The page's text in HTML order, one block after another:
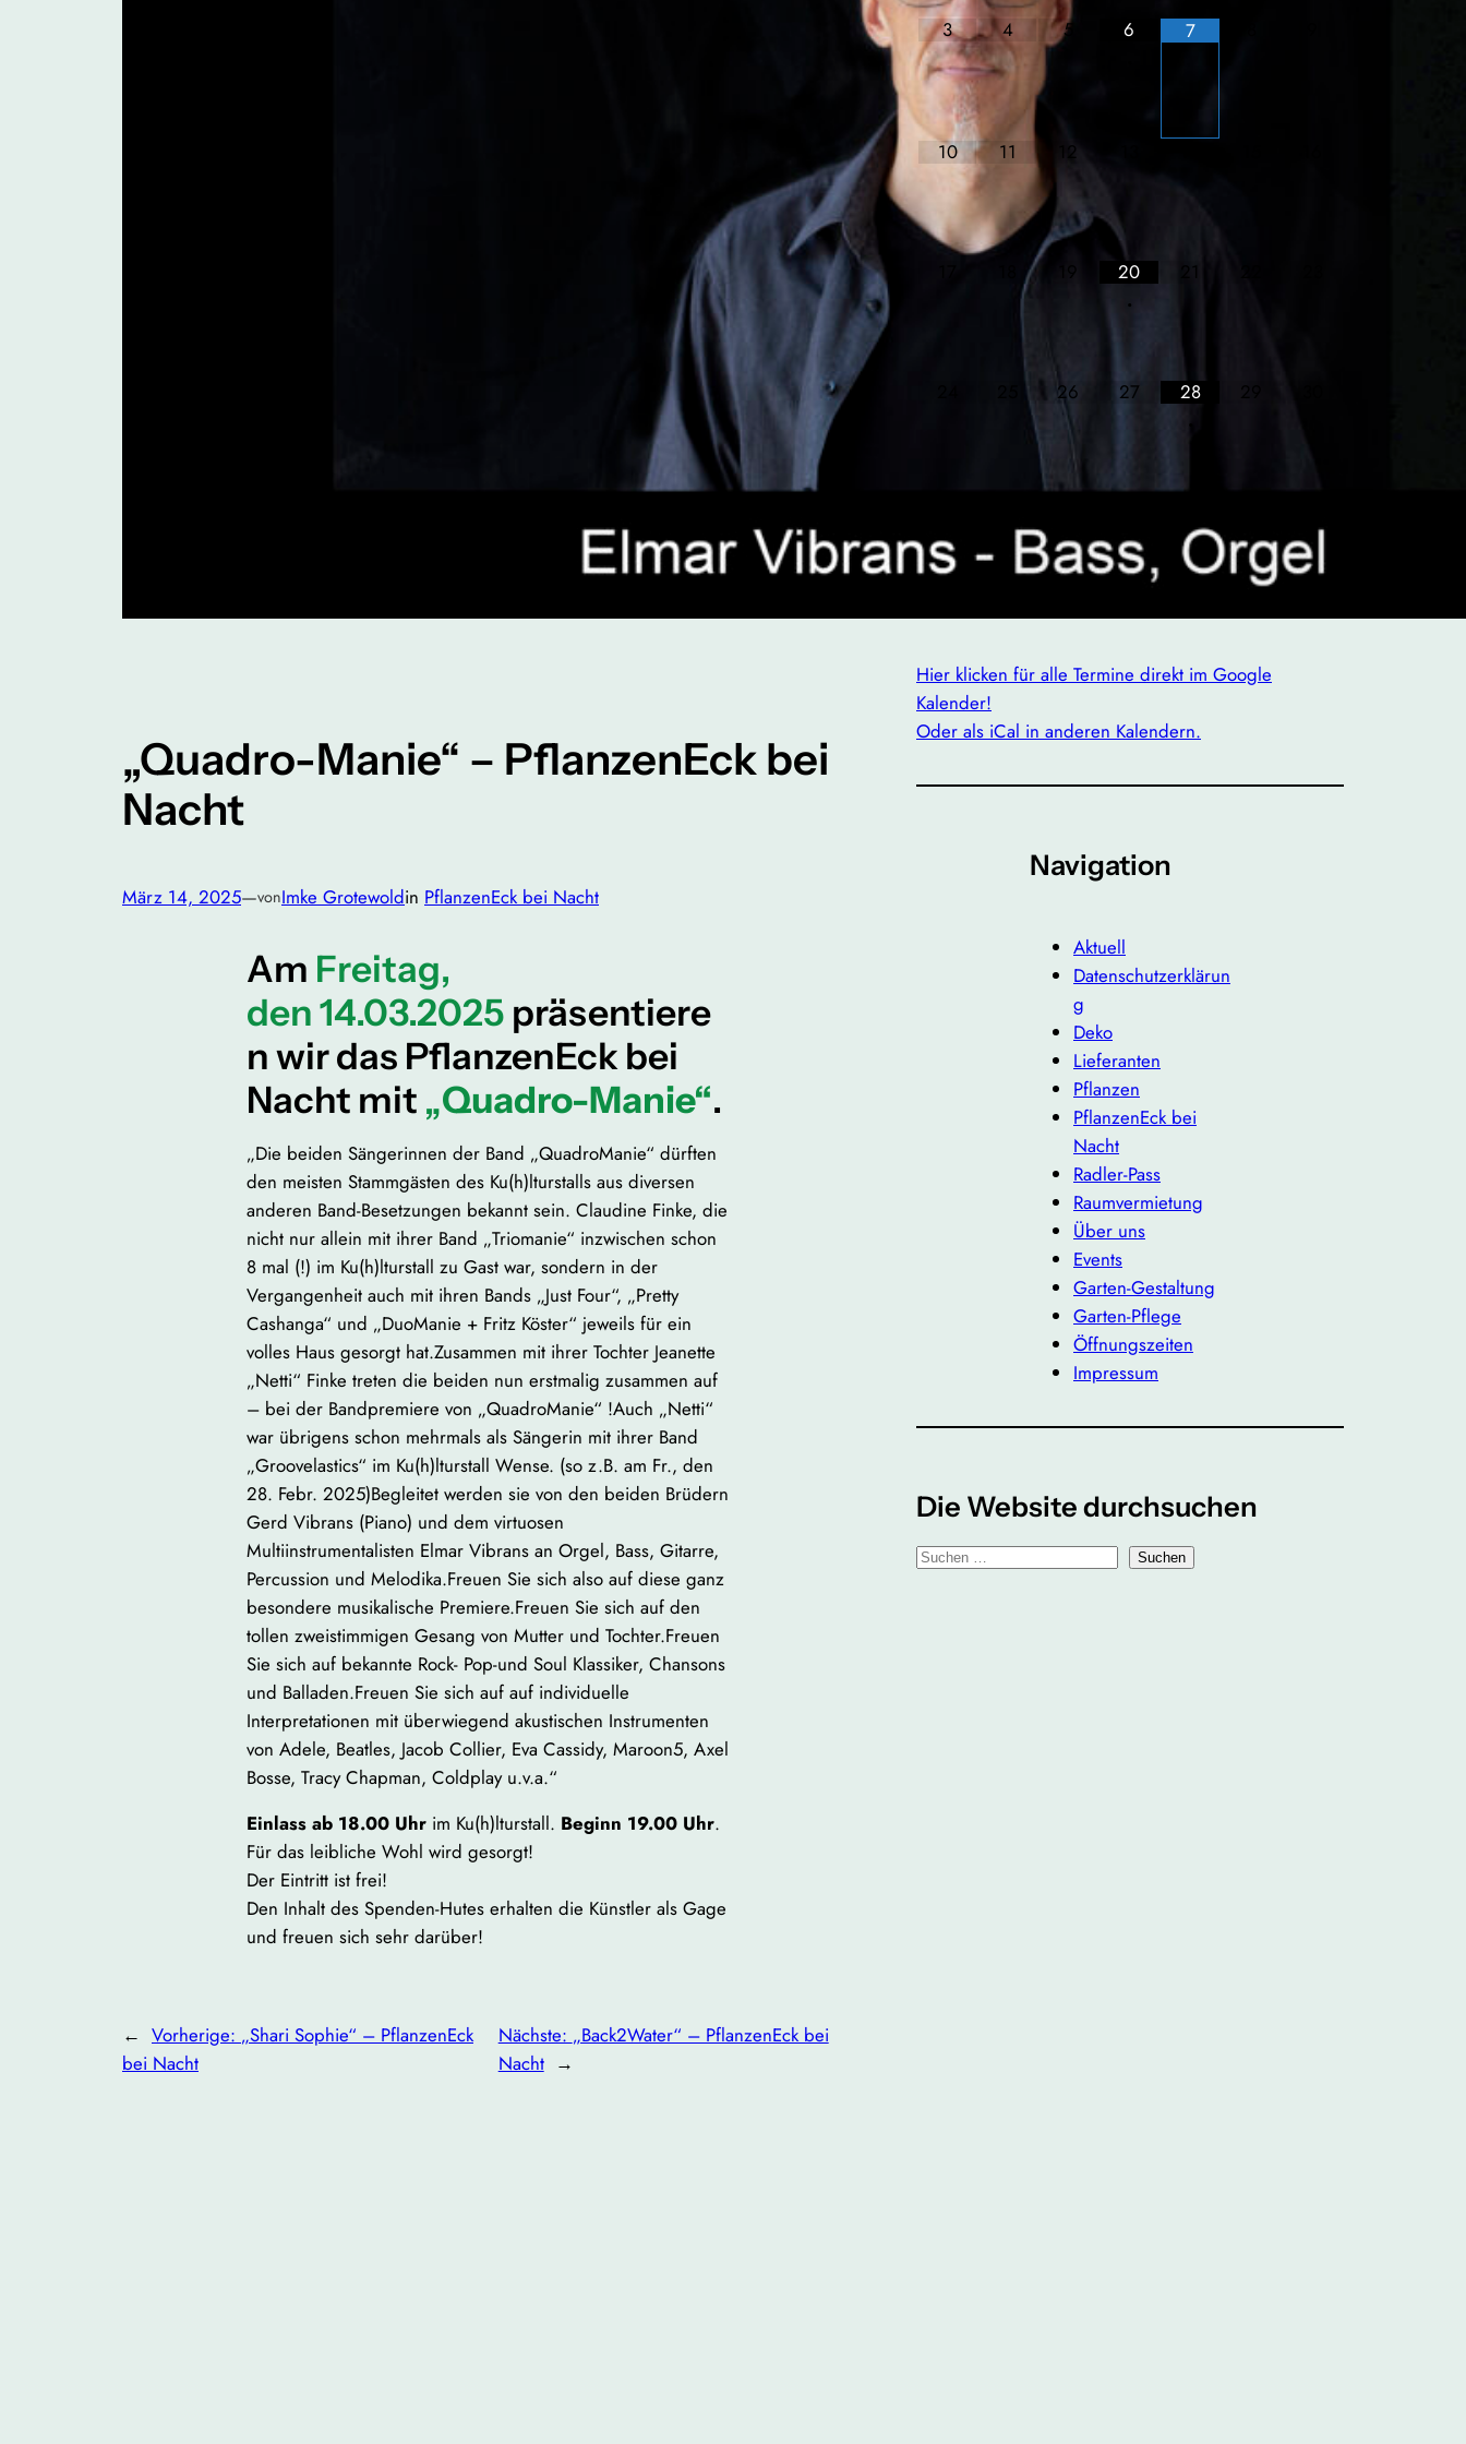
„Quadro-Manie“ – PflanzenEck bei
Nacht
März 14, 2025—vonImke Grotewoldin PflanzenEck bei Nacht
Am Freitag,
den 14.03.2025 präsentiere
n wir das PflanzenEck bei
Nacht mit „Quadro-Manie“.
„Die beiden Sängerinnen der Band „QuadroManie“ dürften
den meisten Stammgästen des Ku(h)lturstalls aus diversen
anderen Band-Besetzungen bekannt sein. Claudine Finke, die
nicht nur allein mit ihrer Band „Triomanie“ inzwischen schon
8 mal (!) im Ku(h)lturstall zu Gast war, sondern in der
Vergangenheit auch mit ihren Bands „Just Four“, „Pretty
Cashanga“ und „DuoManie + Fritz Köster“ jeweils für ein
volles Haus gesorgt hat.Zusammen mit ihrer Tochter Jeanette
„Netti“ Finke treten die beiden nun erstmalig zusammen auf
– bei der Bandpremiere von „QuadroManie“ !Auch „Netti“
war übrigens schon mehrmals als Sängerin mit ihrer Band
„Groovelastics“ im Ku(h)lturstall Wense. (so z.B. am Fr., den
28. Febr. 2025)Begleitet werden sie von den beiden Brüdern
Gerd Vibrans (Piano) und dem virtuosen
Multiinstrumentalisten Elmar Vibrans an Orgel, Bass, Gitarre,
Percussion und Melodika.Freuen Sie sich also auf diese ganz
besondere musikalische Premiere.Freuen Sie sich auf den
tollen zweistimmigen Gesang von Mutter und Tochter.Freuen
Sie sich auf bekannte Rock- Pop-und Soul Klassiker, Chansons
und Balladen.Freuen Sie sich auf auf individuelle
Interpretationen mit überwiegend akustischen Instrumenten
von Adele, Beatles, Jacob Collier, Eva Cassidy, Maroon5, Axel
Bosse, Tracy Chapman, Coldplay u.v.a.“
Einlass ab 18.00 Uhr im Ku(h)lturstall. Beginn 19.00 Uhr.
Für das leibliche Wohl wird gesorgt!
Der Eintritt ist frei!
Den Inhalt des Spenden-Hutes erhalten die Künstler als Gage
und freuen sich sehr darüber!
← Vorherige: „Shari Sophie“ – PflanzenEck
bei Nacht
Nächste: „Back2Water“ – PflanzenEck bei
Nacht →
3 4 5
6
7
10 11 12
20
•
21
26 27
28
Hier klicken für alle Termine direkt im Google
Kalender!
Oder als iCal in anderen Kalendern.
Navigation
Aktuell
Datenschutzerklärun
g
Deko
Lieferanten
Pflanzen
PflanzenEck bei
Nacht
Radler-Pass
Raumvermietung
Über uns
Events
Garten-Gestaltung
Garten-Pflege
Öffnungszeiten
Impressum
Die Website durchsuchen
S
Suchen